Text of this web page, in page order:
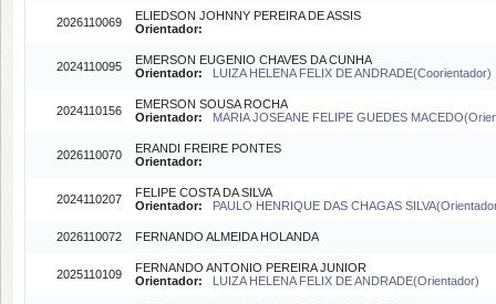
2026110069
ELIEDSON JOHNNY PEREIRA DE ASSIS
Orientador:
2024110095
EMERSON EUGENIO CHAVES DA CUNHA
Orientador:
LUIZA HELENA FELIX DE ANDRADE(Coorientador)
2024110156
EMERSON SOUSA ROCHA
Orientador:
MARIA JOSEANE FELIPE GUEDES
2026110070
ERANDI FREIRE PONTES
Orientador:
2024110207
FELIPE COSTA DA SILVA
Orientador:
PAULO HENRIQUE DAS CHAGAS
2026110072 FERNANDO ALMEIDA HOLANDA
2025110109
FERNANDO ANTONIO PEREIRA JUNIOR
Orientador:
LUIZA HELENA FELIX DE ANDRADE(Orientador)